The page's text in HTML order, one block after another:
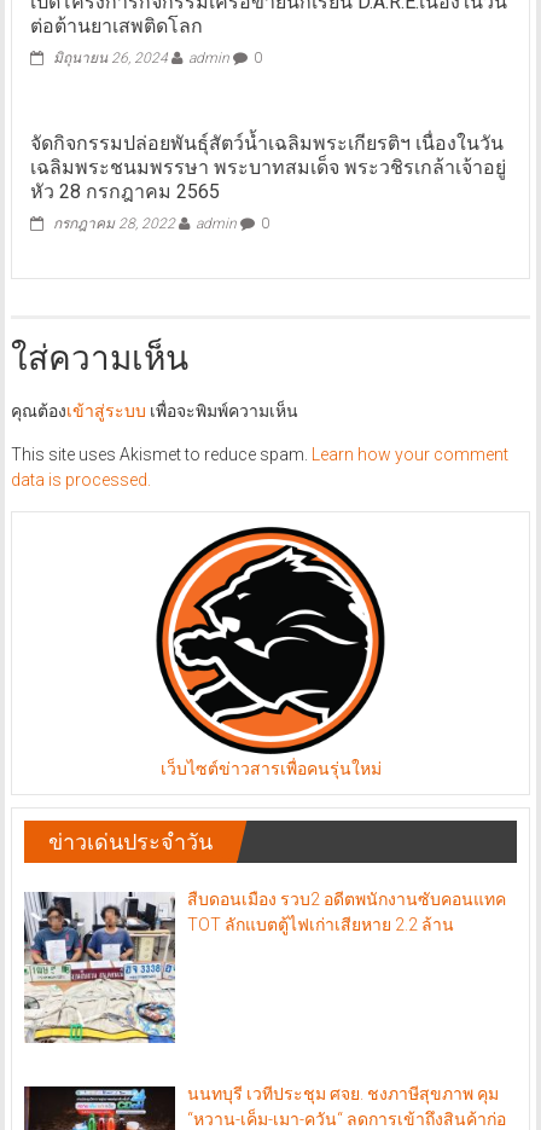
ต่อต้านยาเสพติดโลก
มิถุนายน 26, 2024 admin 0
จัดกิจกรรมปล่อยพันธุ์สัตว์น้ำเฉลิมพระเกียรติฯ เนื่องในวัน
เฉลิมพระชนมพรรษา พระบาทสมเด็จ พระวชิรเกล้าเจ้าอยู่
หัว 28 กรกฎาคม 2565
กรกฎาคม 28, 2022 admin 0
ใส่ความเห็น
คุณต้องเข้าสู่ระบบ เพื่อจะพิมพ์ความเห็น
This site uses Akismet to reduce spam.
Learn how your comment
data is processed.
เว็บไซต์ข่าวสารเพื่อคนรุ่นใหม่
ข่าวเด่นประจำวัน
สืบดอนเมือง รวบ2 อดีตพนักงานซับคอนแทค
TOT ลักแบตตู้ไฟเก่าเสียหาย 2.2 ล้าน
นนทบุรี เวทีประชุม ศจย. ชงภาษีสุขภาพ คุม
“หวาน-เค็ม-เมา-ควัน“ ลดการเข้าถึงสินค้าก่อ